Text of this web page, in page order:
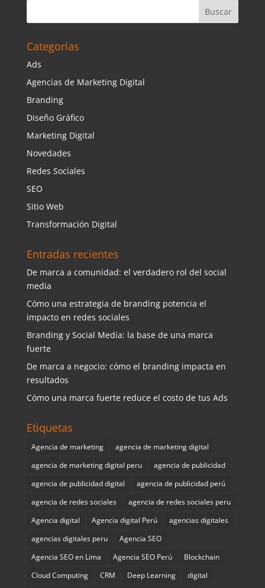
Categorías
Ads
Agencias de Marketing Digital
Branding
Diseño Gráfico
Marketing Digital
Novedades
Redes Sociales
SEO
Sitio Web
Transformación Digital
Entradas recientes
De marca a comunidad: el verdadero rol del social
media
Cómo una estrategia de branding potencia el
impacto en redes sociales
Branding y Social Media: la base de una marca
fuerte
De marca a negocio: cómo el branding impacta en
resultados
Cómo una marca fuerte reduce el costo de tus Ads
Etiquetas
Agencia de marketing
agencia de marketing digital
agencia de marketing digital peru
agencia de publicidad
agencia de publicidad digital
agencia de publicidad perú
agencia de redes sociales
agencia de redes sociales peru
Agencia digital
Agencia digital Perú
agencias digitales
agencias digitales peru
Agencia SEO
Agencia SEO en Lima
Agencia SEO Perú
Blockchain
Cloud Computing
CRM Deep Learning digital